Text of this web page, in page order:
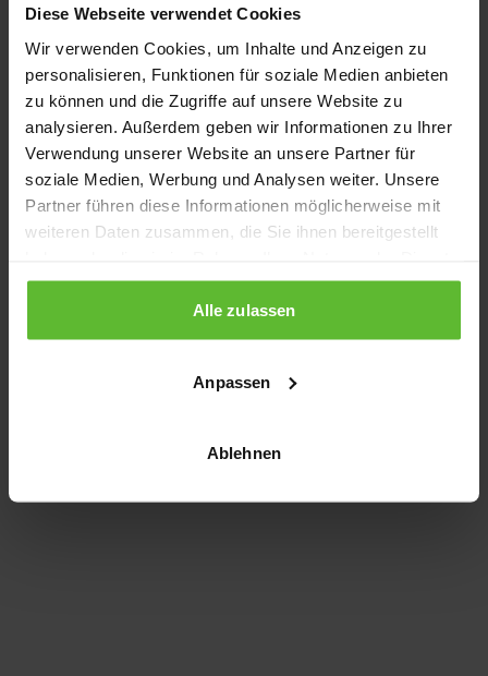
Diese Webseite verwendet Cookies
Wir verwenden Cookies, um Inhalte und Anzeigen zu
personalisieren, Funktionen für soziale Medien anbieten
zu können und die Zugriffe auf unsere Website zu
analysieren. Außerdem geben wir Informationen zu Ihrer
Verwendung unserer Website an unsere Partner für
soziale Medien, Werbung und Analysen weiter. Unsere
Partner führen diese Informationen möglicherweise mit
weiteren Daten zusammen, die Sie ihnen bereitgestellt
gesammelt haben.
Alle zulassen
Anpassen
Ablehnen
Application error: a client-side exception has occurred
loading www.kurzwego.de (see the browser console for more
information).